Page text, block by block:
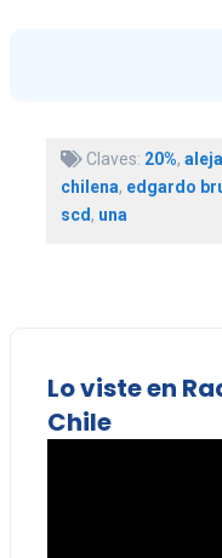
Claves: 20%,
chilena, edgardo
scd, una
Lo viste en
Chile